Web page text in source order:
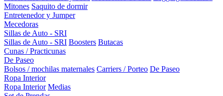
Mitones Saquito de dormir
Entretenedor y Jumper
Mecedoras
Sillas de Auto - SRI
Sillas de Auto - SRI Boosters Butacas
Cunas / Practicunas
De Paseo
Bolsos / mochilas maternales Carriers / Porteo De Paseo
Ropa Interior
Ropa Interior Medias